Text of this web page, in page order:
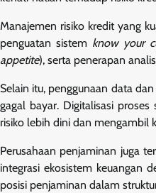
Manajemen risiko kredit yang
penguatan sistem know your
appetite), serta penerapan
Selain itu, penggunaan data
gagal bayar. Digitalisasi
risiko lebih dini dan mengambil
Perusahaan penjaminan juga
integrasi ekosistem keuangan
posisi penjaminan dalam